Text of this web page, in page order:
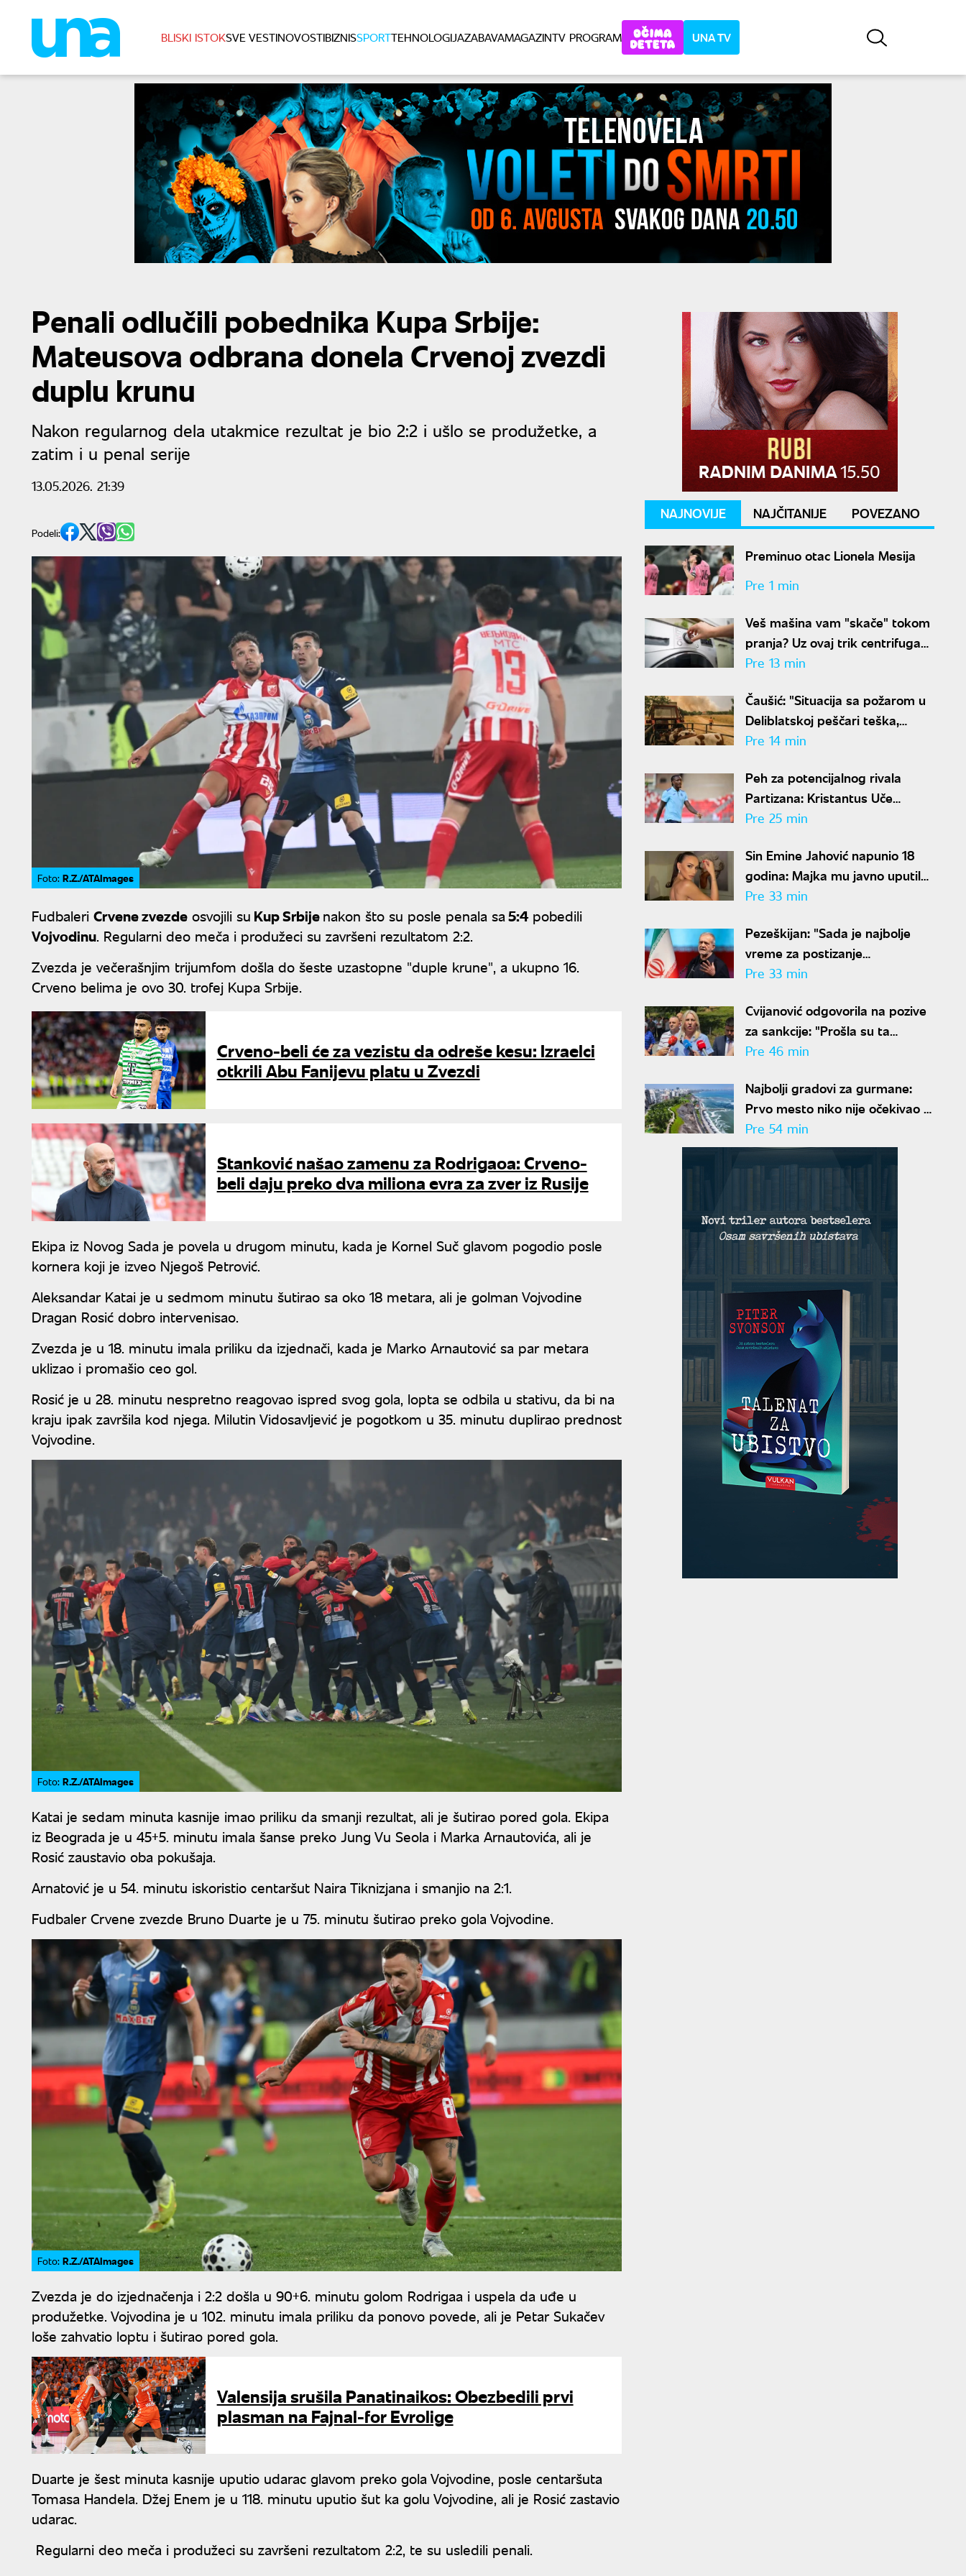
BLISKI ISTOKSVE VESTINOVOSTIBIZNISSPORTTEHNOLOGIJAZABAVAMAGAZINTV PROGRAM UNA TV
Penali odlučili pobednika Kupa Srbije:
Mateusova odbrana donela Crvenoj zvezdi
duplu krunu
Nakon regularnog dela utakmice rezultat je bio 2:2 i ušlo se produžetke, a
zatim i u penal serije
13.05.2026. 21:39
Podeli:
Foto: R.Z./ATAImages
Fudbaleri Crvene zvezde osvojili su Kup Srbijenakon što su posle penala sa5:4pobedili
Vojvodinu. Regularni deo meča i produžeci su završeni rezultatom 2:2.
Zvezda je večerašnjim trijumfom došla do šeste uzastopne "duple krune", a ukupno 16.
Crveno belima je ovo 30. trofej Kupa Srbije.
Crveno-beli će za vezistu da odreše kesu: Izraelci
otkrili Abu Fanijevu platu u Zvezdi
Stanković našao zamenu za Rodrigaoa: Crveno-
beli daju preko dva miliona evra za zver iz Rusije
Ekipa iz Novog Sada je povela u drugom minutu, kada je Kornel Suč glavom pogodio posle
kornera koji je izveo Njegoš Petrović.
Aleksandar Katai je u sedmom minutu šutirao sa oko 18 metara, ali je golman Vojvodine
Dragan Rosić dobro intervenisao.
Zvezda je u 18. minutu imala priliku da izjednači, kada je Marko Arnautović sa par metara
uklizao i promašio ceo gol.
Rosić je u 28. minutu nespretno reagovao ispred svog gola, lopta se odbila u stativu, da bi na
kraju ipak završila kod njega. Milutin Vidosavljević je pogotkom u 35. minutu duplirao prednost
Vojvodine.
Foto: R.Z./ATAImages
Katai je sedam minuta kasnije imao priliku da smanji rezultat, ali je šutirao pored gola. Ekipa
iz Beograda je u 45+5. minutu imala šanse preko Jung Vu Seola i Marka Arnautovića, ali je
Rosić zaustavio oba pokušaja.
Arnatović je u 54. minutu iskoristio centaršut Naira Tiknizjana i smanjio na 2:1.
Fudbaler Crvene zvezde Bruno Duarte je u 75. minutu šutirao preko gola Vojvodine.
Foto: R.Z./ATAImages
Zvezda je do izjednačenja i 2:2 došla u 90+6. minutu golom Rodrigaa i uspela da uđe u
produžetke. Vojvodina je u 102. minutu imala priliku da ponovo povede, ali je Petar Sukačev
loše zahvatio loptu i šutirao pored gola.
Valensija srušila Panatinaikos: Obezbedili prvi
plasman na Fajnal-for Evrolige
Duarte je šest minuta kasnije uputio udarac glavom preko gola Vojvodine, posle centaršuta
Tomasa Handela. Džej Enem je u 118. minutu uputio šut ka golu Vojvodine, ali je Rosić zastavio
udarac.
Regularni deo meča i produžeci su završeni rezultatom 2:2, te su usledili penali.
NAJNOVIJE NAJČITANIJE POVEZANO
Preminuo otac Lionela Mesija
Pre 1 min
Veš mašina vam "skače" tokom
pranja? Uz ovaj trik centrifuga
će biti mnogo tiša
Pre 13 min
Čaušić: "Situacija sa požarom u
Deliblatskoj peščari teška,
prioritet da niko ne strada"
Pre 14 min
Peh za potencijalnog rivala
Partizana: Kristantus Uče
propustiće celu sezonu zbog
Pre 25 min
Sin Emine Jahović napunio 18
godina: Majka mu javno uputila
čestitku o kojoj se priča
Pre 33 min
Pezeškijan: "Sada je najbolje
vreme za postizanje
sporazuma"
Pre 33 min
Cvijanović odgovorila na pozive
za sankcije: "Prošla su ta
vremena"
Pre 46 min
Najbolji gradovi za gurmane:
Prvo mesto niko nije očekivao -
ovde nećete ostati gladni
Pre 54 min